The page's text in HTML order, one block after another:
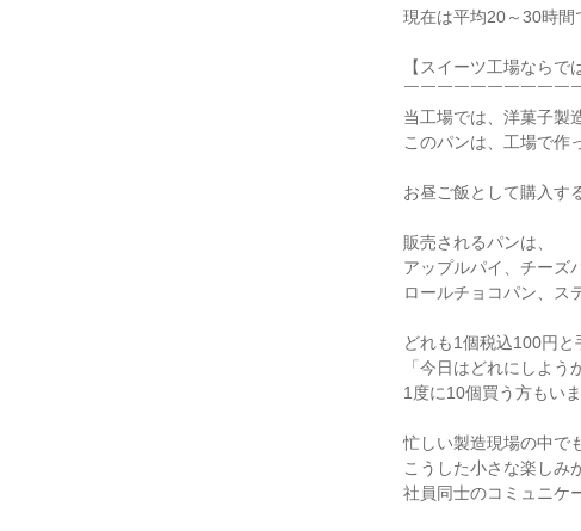
現在は平均20～30時間
【スイーツ工場ならで
￣￣￣￣￣￣￣￣￣￣
当工場では、洋菓子製
このパンは、工場で作
お昼ご飯として購入す
販売されるパンは、
アップルパイ、チーズ
ロールチョコパン、ス
どれも1個税込100円と
「今日はどれにしよう
1度に10個買う方もい
忙しい製造現場の中で
こうした小さな楽しみ
社員同士のコミュニケ